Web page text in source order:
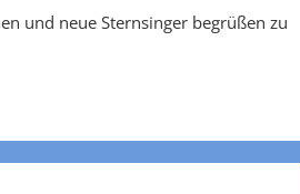
und neue Sternsinger begrüßen zu